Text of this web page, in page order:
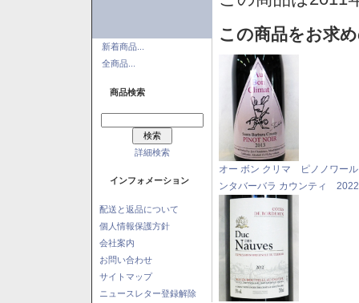
新着商品...
全商品...
商品検索
詳細検索
インフォメーション
配送と返品について
個人情報保護方針
会社案内
お問い合わせ
サイトマップ
ニュースレター登録解除
この商品をお求
オー ボン クリマ ピノノワー
ンタバーバラ カウンティ